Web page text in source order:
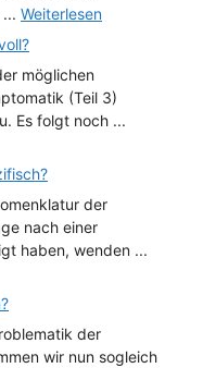
Weiterlesen
möglichen
(Teil 3)
Es folgt noch ...
der
nach einer
haben, wenden ...
der
wir nun sogleich